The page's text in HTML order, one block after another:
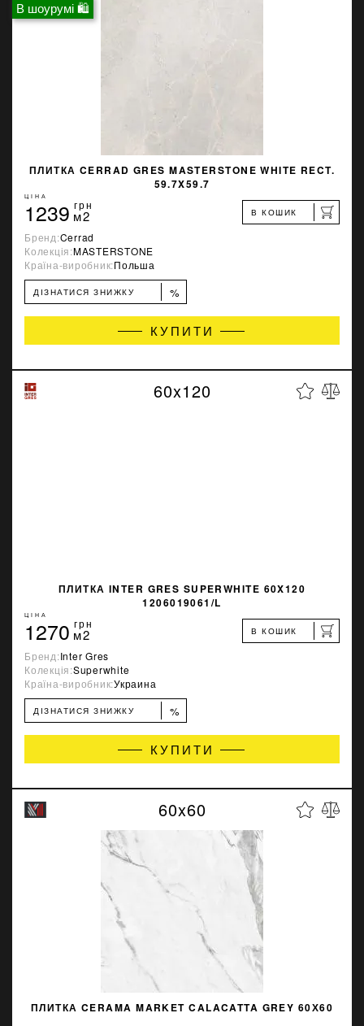
В шоурумі 🛍
ПЛИТКА CERRAD GRES MASTERSTONE WHITE RECT.
59.7X59.7
ЦІНА
1239 грн
м2 В КОШИК
Бренд:Cerrad
Колекція:MASTERSTONE
Країна-виробник:Польша
ДІЗНАТИСЯ ЗНИЖКУ %
КУПИТИ
60x120
ПЛИТКА INTER GRES SUPERWHITE 60X120
1206019061/L
ЦІНА
1270 грн
м2 В КОШИК
Бренд:Inter Gres
Колекція:Superwhite
Країна-виробник:Украина
ДІЗНАТИСЯ ЗНИЖКУ %
КУПИТИ
60x60
ПЛИТКА CERAMA MARKET CALACATTA GREY 60Х60